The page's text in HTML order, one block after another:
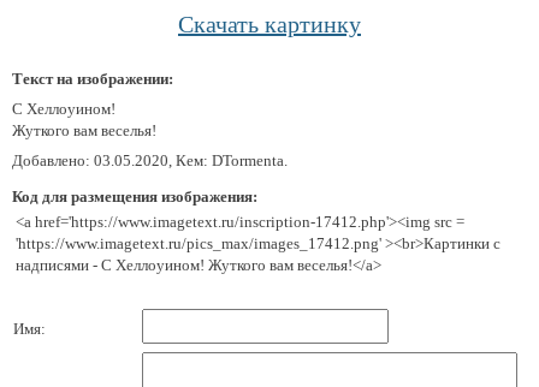
Скачать картинку
Текст на изображении:
С Хеллоуином!
Жуткого вам веселья!
Добавлено: 03.05.2020, Кем: DTormenta.
Код для размещения изображения:
<a href='https://www.imagetext.ru/inscription-17412.php'><img src =
'https://www.imagetext.ru/pics_max/images_17412.png' ><br>Картинки с
надписями - С Хеллоуином! Жуткого вам веселья!</a>
Имя: